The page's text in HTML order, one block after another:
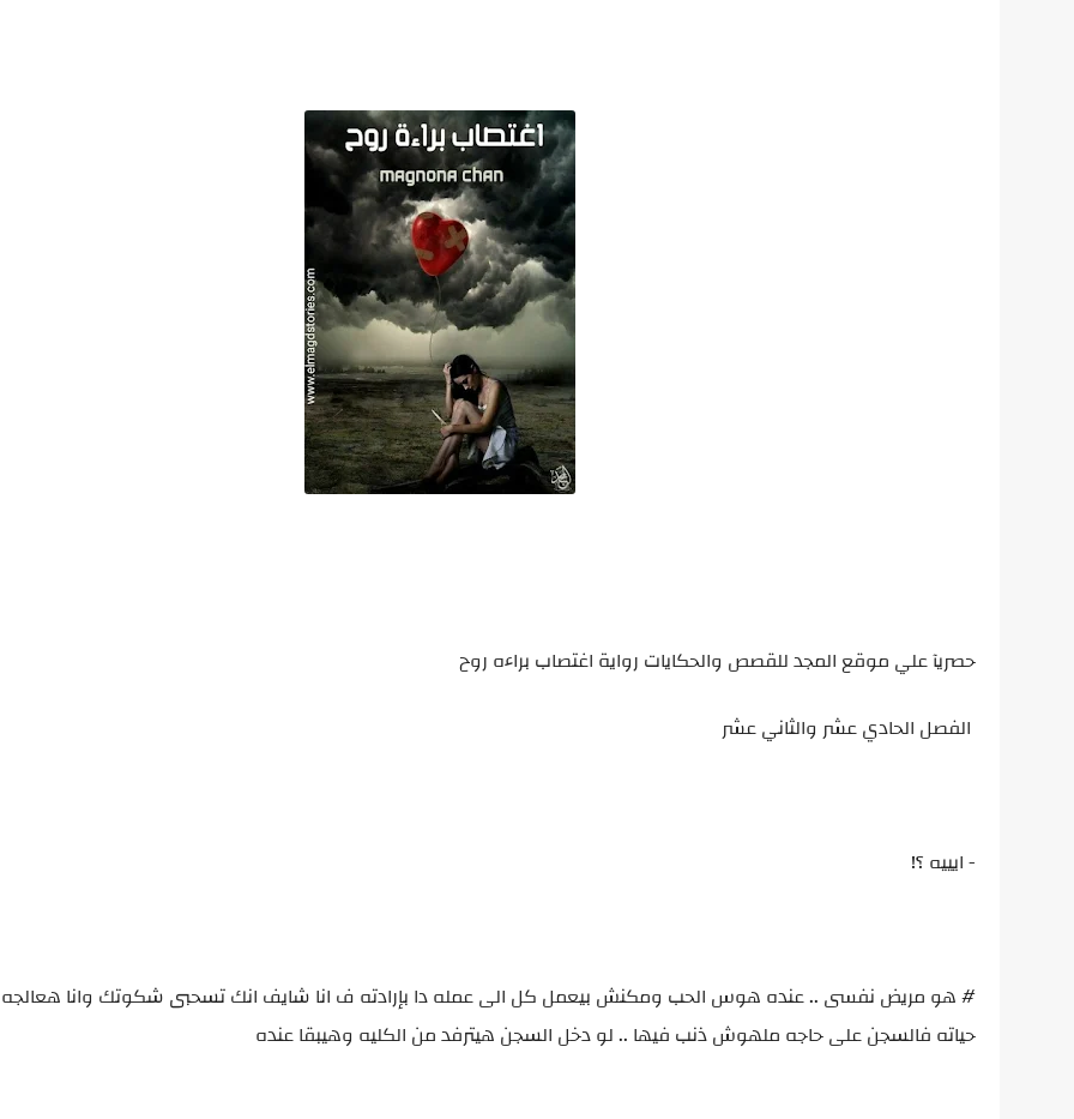
حصريآ علي موقع المجد للقصص والحكايات رواية اغتصاب براءه روح
الفصل الحادي عشر والثاني عشر
- ايييه ؟!
# هو مريض نفسى .. عنده هوس الحب ومكنش بيعمل كل الى عمله دا بإرادته ف انا شايف انك تسحبى شكوتك وانا
حياته فالسجن على حاجه ملهوش ذنب فيها .. لو دخل السجن هيترفد من الكليه وهيبقا عنده